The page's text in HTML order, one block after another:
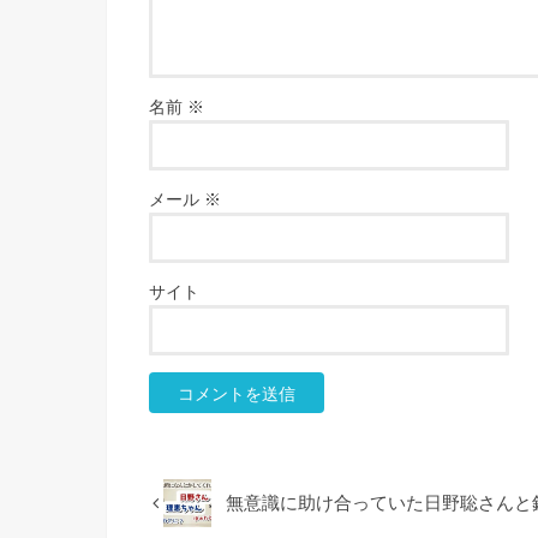
名前 ※
メール ※
サイト
無意識に助け合っていた日野聡さんと